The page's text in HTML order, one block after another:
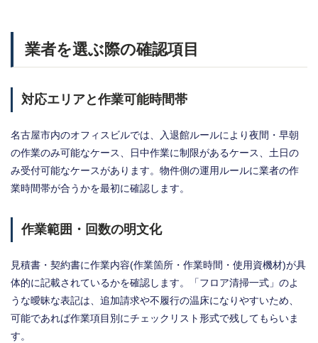
業者を選ぶ際の確認項目
対応エリアと作業可能時間帯
名古屋市内のオフィスビルでは、入退館ルールにより夜間・早朝
の作業のみ可能なケース、日中作業に制限があるケース、土日の
み受付可能なケースがあります。物件側の運用ルールに業者の作
業時間帯が合うかを最初に確認します。
作業範囲・回数の明文化
見積書・契約書に作業内容(作業箇所・作業時間・使用資機材)が具
体的に記載されているかを確認します。「フロア清掃一式」のよ
うな曖昧な表記は、追加請求や不履行の温床になりやすいため、
可能であれば作業項目別にチェックリスト形式で残してもらいま
す。